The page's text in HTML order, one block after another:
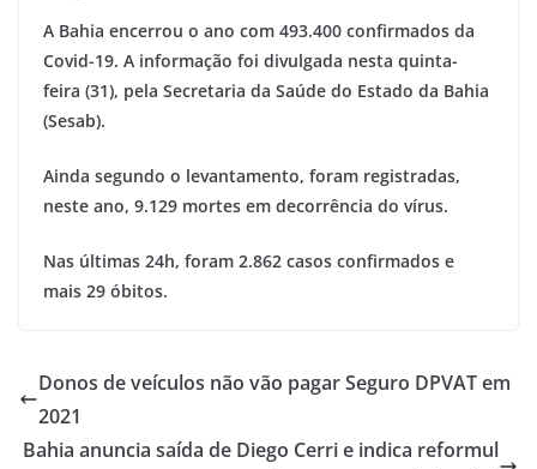
A Bahia encerrou o ano com 493.400 confirmados da
Covid-19. A informação foi divulgada nesta quinta-
feira (31), pela Secretaria da Saúde do Estado da Bahia
(Sesab).
Ainda segundo o levantamento, foram registradas,
neste ano, 9.129 mortes em decorrência do vírus.
Nas últimas 24h, foram 2.862 casos confirmados e
mais 29 óbitos.
Donos de veículos não vão pagar Seguro DPVAT em
2021
Bahia anuncia saída de Diego Cerri e indica reformul